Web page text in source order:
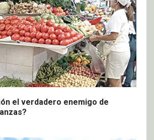
el verdadero enemigo de